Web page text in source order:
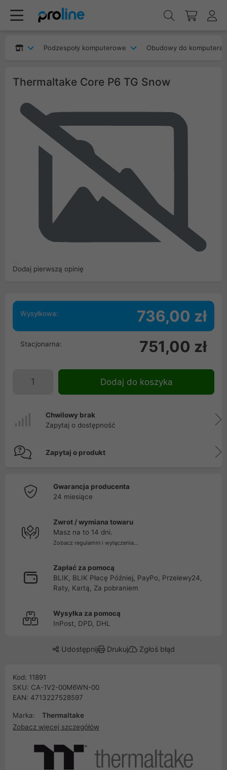
Podzespoły komputerowe Obudowy do komputera
Thermaltake Core P6 TG Snow
Dodaj pierwszą opinię
Wysyłkowa: 736,00 zł
Stacjonarna: 751,00 zł
Dodaj do koszyka
Chwilowy brak
Zapytaj o dostępność
Zapytaj o produkt
Gwarancja producenta
24 miesiące
Zwrot / wymiana towaru
Masz na to 14 dni.
Zobacz regulamin i wyłączenia...
Zapłać za pomocą
BLIK, BLIK Płacę Później, PayPo, Przelewy24,
Raty, Kartą, Za pobraniem
Wysyłka za pomocą
InPost, DPD, DHL
Udostępnij Drukuj Zgłoś błąd
Kod: 11891
SKU: CA-1V2-00M6WN-00
EAN: 4713227528597
Marka:
Thermaltake
Zobacz więcej szczegółów